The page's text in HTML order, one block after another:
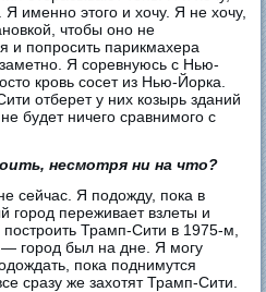
именно этого и хочу. Я не хочу,
чтобы оно не
и попросить парикмахера
Я соревнуюсь с Нью-
кровь сосет из Нью-Йорка.
отберет у них козырь зданий
будет ничего сравнимого с
несмотря ни на что?
сейчас. Я подожду, пока в
город переживает взлеты и
Трамп-Сити в 1975-м,
город был на дне. Я могу
пока поднимутся
сразу же захотят Трамп-Сити.